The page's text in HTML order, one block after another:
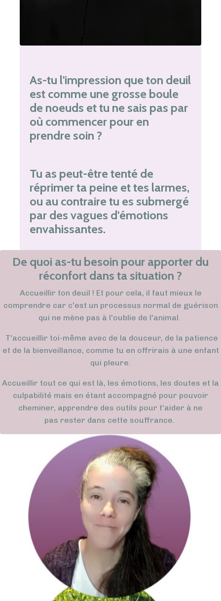
As-tu l'impression que ton deuil
est comme une grosse boule
de noeuds et tu ne sais pas par
où commencer pour en
prendre soin ?
Tu as peut-être tenté de
réprimer ta peine et tes larmes,
ou au contraire tu es submergé
par des vagues d'émotions
envahissantes.
De quoi as-tu besoin pour apporter du
réconfort dans ta situation ?
Accueillir ton deuil ! Et pour cela, il faut mieux le
comprendre car c'est un processus normal de guérison
qui ne mène pas à l'oublie de l'animal.
T'accueillir toi-même avec de la douceur, de la patience
et de la bienveillance, comme tu en offrirais à une enfant
qui pleure.
Accueillir tout ce qui est là, les émotions, les doutes et la
culpabilité mais en étant accompagné pour pouvoir
cheminer, apprendre des outils pour t'aider à ne
pas rester dans cette souffrance.